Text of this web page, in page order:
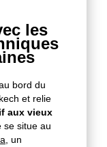
les
bord du
et relie
aux vieux
se situe au
, un